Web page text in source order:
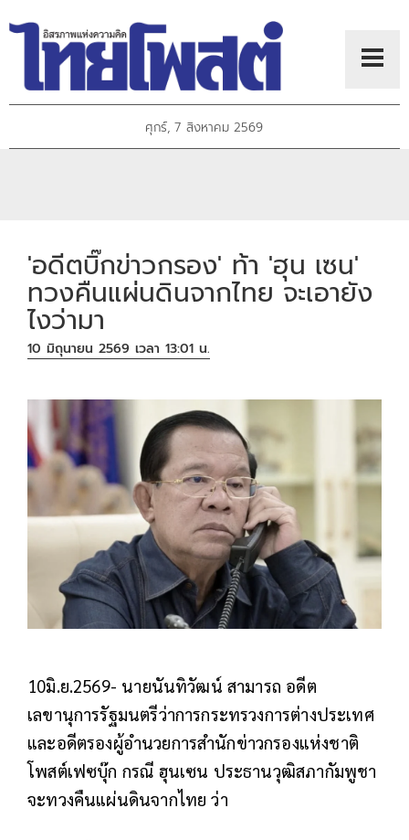
ศุกร์, 7 สิงหาคม 2569
'อดีตบิ๊กข่าวกรอง' ท้า 'ฮุน เซน'
ทวงคืนแผ่นดินจากไทย จะเอายัง
ไงว่ามา
10 มิถุนายน 2569 เวลา 13:01 น.
10มิ.ย.2569- นายนันทิวัฒน์ สามารถ อดีต
เลขานุการรัฐมนตรีว่าการกระทรวงการต่างประเทศ
และอดีตรองผู้อำนวยการสำนักข่าวกรองแห่งชาติ
โพสต์เฟซบุ๊ก กรณี ฮุนเซน ประธานวุฒิสภากัมพูชา
จะทวงคืนแผ่นดินจากไทย ว่า